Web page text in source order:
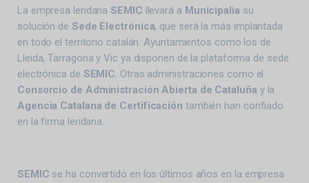
La empresa leridana SEMIC llevará a Municipalia su
solución de Sede Electrónica, que será la más implantada
en todo el territorio catalán. Ayuntamientos como los de
Lleida, Tarragona y Vic ya disponen de la plataforma de sede
electrónica de SEMIC. Otras administraciones como el
Consorcio de Administración Abierta de Cataluña y la
Agencia Catalana de Certificación también han confiado
en la firma leridana.
SEMIC se ha convertido en los últimos años en la empresa